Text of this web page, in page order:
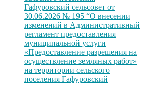
Гафуровский сельсовет от
30.06.2026 № 195 “О внесении
изменений в Административный
регламент предоставления
муниципальной услуги
«Предоставление разрешения на
осуществление земляных работ»
на территории сельского
поселения Гафуровский